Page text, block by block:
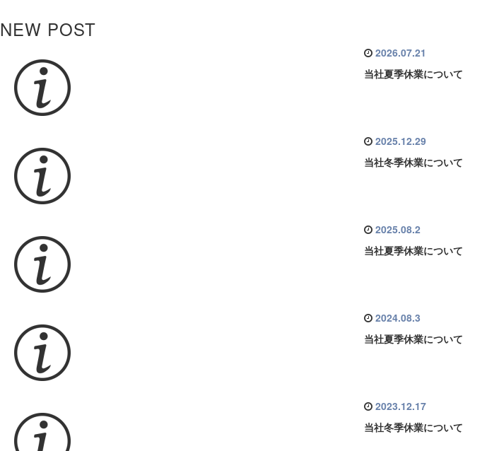
NEW POST
2026.07.21
当社夏季休業について
2025.12.29
当社冬季休業について
2025.08.2
当社夏季休業について
2024.08.3
当社夏季休業について
2023.12.17
当社冬季休業について